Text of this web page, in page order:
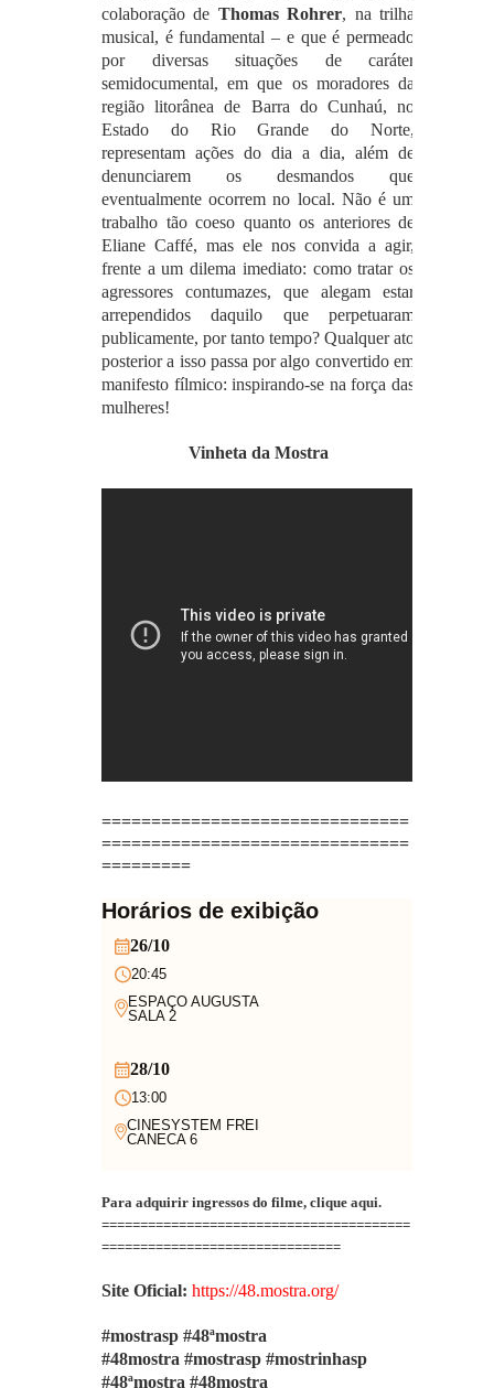
colaboração de Thomas Rohrer, na trilha
musical, é fundamental – e que é permeado
por diversas situações de caráter
semidocumental, em que os moradores da
região litorânea de Barra do Cunhaú, no
Estado do Rio Grande do Norte,
representam ações do dia a dia, além de
denunciarem os desmandos que
eventualmente ocorrem no local. Não é um
trabalho tão coeso quanto os anteriores de
Eliane Caffé, mas ele nos convida a agir,
frente a um dilema imediato: como tratar os
agressores contumazes, que alegam estar
arrependidos daquilo que perpetuaram
publicamente, por tanto tempo? Qualquer ato
posterior a isso passa por algo convertido em
manifesto fílmico: inspirando-se na força das
mulheres!
Vinheta da Mostra
===============================
===============================
=========
Horários de exibição
26/10
20:45
ESPAÇO AUGUSTA
SALA 2
28/10
13:00
CINESYSTEM FREI
CANECA 6
Para adquirir ingressos do filme, clique aqui.
========================================
===============================
Site Oficial: https://48.mostra.org/
#mostrasp #48ªmostra
#48mostra #mostrasp #mostrinhasp
#48ªmostra #48mostra